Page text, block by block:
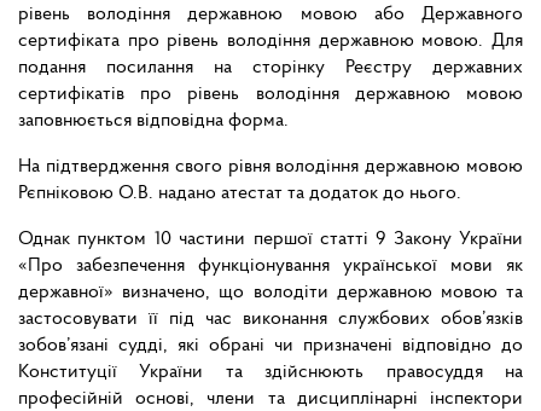
рівень володіння державною мовою або Державного
сертифіката про рівень володіння державною мовою. Для
подання посилання на сторінку Реєстру державних
сертифікатів про рівень володіння державною мовою
заповнюється відповідна форма.
На підтвердження свого рівня володіння державною мовою
Рєпніковою О.В. надано атестат та додаток до нього.
Однак пунктом 10 частини першої статті 9 Закону України
«Про забезпечення функціонування української мови як
державної» визначено, що володіти державною мовою та
застосовувати її під час виконання службових обов’язків
зобов’язані судді, які обрані чи призначені відповідно до
Конституції України та здійснюють правосуддя на
професійній основі, члени та дисциплінарні інспектори